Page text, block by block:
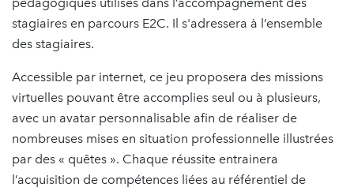
stagiaires en parcours E2C. Il s'adressera à l’ensemble
des stagiaires.
Accessible par internet, ce jeu proposera des missions
virtuelles pouvant être accomplies seul ou à plusieurs,
avec un avatar personnalisable afin de réaliser de
nombreuses mises en situation professionnelle illustrées
par des « quêtes ». Chaque réussite entrainera
l’acquisition de compétences liées au référentiel de